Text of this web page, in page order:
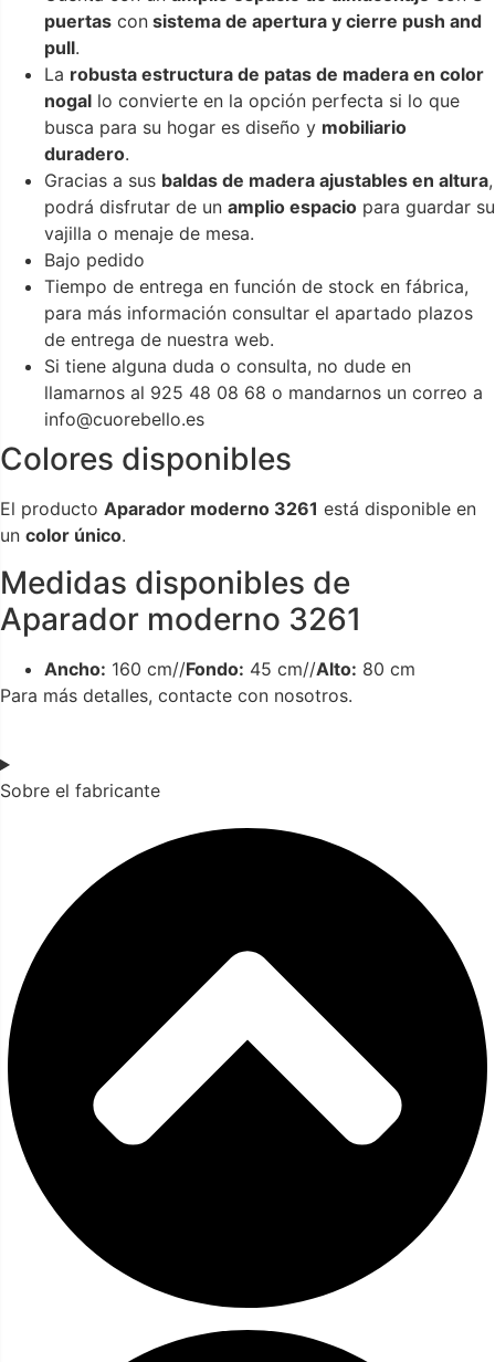
puertas con sistema de apertura y cierre push and
pull.
La robusta estructura de patas de madera en color
nogal lo convierte en la opción perfecta si lo que
busca para su hogar es diseño y mobiliario
duradero.
Gracias a sus baldas de madera ajustables en altura,
podrá disfrutar de un amplio espacio para guardar su
vajilla o menaje de mesa.
Bajo pedido
Tiempo de entrega en función de stock en fábrica,
para más información consultar el apartado plazos
de entrega de nuestra web.
Si tiene alguna duda o consulta, no dude en
llamarnos al 925 48 08 68 o mandarnos un correo a
info@cuorebello.es
Colores disponibles
El producto Aparador moderno 3261 está disponible en
un color único.
Medidas disponibles de
Aparador moderno 3261
Ancho: 160 cm//Fondo: 45 cm//Alto: 80 cm
Para más detalles, contacte con nosotros.
Sobre el fabricante